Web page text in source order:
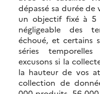
dépassé sa durée de
un objectif fixé à 5
négligeable des
échoué, et certains
séries
excusons si la
la hauteur de vos
collection de